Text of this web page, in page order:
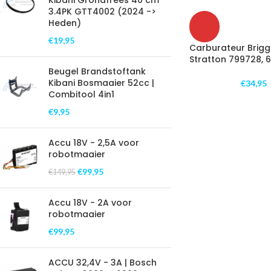
3.4PK GTT4002 (2024 ->
Heden)
€19,95
Beugel Brandstoftank
Kibani Bosmaaier 52cc |
Combitool 4in1
€9,95
Accu 18V - 2,5A voor
robotmaaier
€149,95 €99,95
Accu 18V - 2A voor
robotmaaier
€99,95
ACCU 32,4V - 3A | Bosch
Carburateur
Stratton 799728,
€34,95